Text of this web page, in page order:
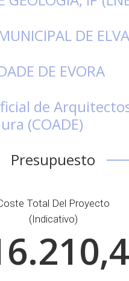
DE
DE EVORA
de
(COADE)
Presupuesto
Total Del Proyecto
(indicativo)